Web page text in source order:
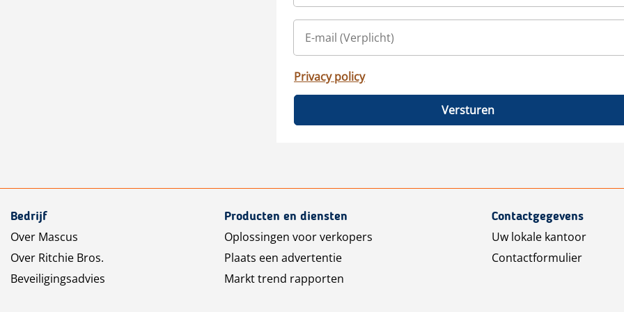
Privacy policy
Versturen
Bedrijf
Over Mascus
Over Ritchie Bros.
Beveiligingsadvies
Producten en diensten
Oplossingen voor verkopers
Plaats een advertentie
Markt trend rapporten
Contactgegevens
Uw lokale kantoor
Contactformulier